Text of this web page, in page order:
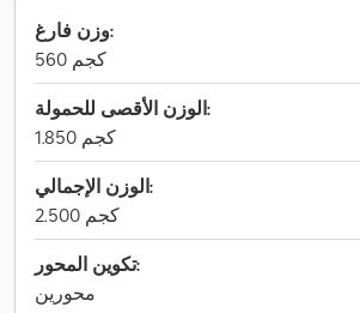
وزن فارغ:
560 كجم
الوزن الأقصى للحمولة:
1.850 كجم
الوزن الإجمالي:
2.500 كجم
تكوين المحور:
محورين